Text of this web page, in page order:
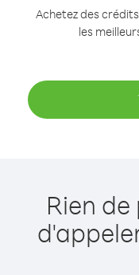
Achetez des
les
Rien